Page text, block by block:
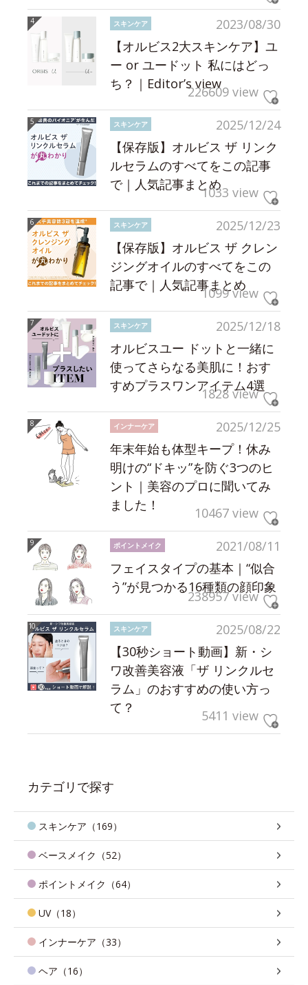
2023/08/30
スキンケア
【オルビス2大スキンケア】ユ
ー or ユードット 私にはどっ
ち？｜Editor’s view226609 view
2025/12/24
スキンケア
【保存版】オルビス ザ リンク
ルセラムのすべてをこの記事
で｜人気記事まとめ1033 view
2025/12/23
スキンケア
【保存版】オルビス ザ クレン
ジングオイルのすべてをこの
記事で｜人気記事まとめ
1099 view
2025/12/18
スキンケア
オルビスユー ドットと一緒に
使ってさらなる美肌に！おす
すめプラスワンアイテム4選
1828 view
2025/12/25
インナーケア
年末年始も体型キープ！休み
明けの“ドキッ”を防ぐ3つのヒ
ント｜美容のプロに聞いてみ
ました！
10467 view
2021/08/11
ポイントメイク
フェイスタイプの基本｜“似合
う”が見つかる16種類の顔印象
238957 view
2025/08/22
スキンケア
【30秒ショート動画】新・シ
ワ改善美容液「ザ リンクルセ
ラム」のおすすめの使い方っ
て？
5411 view
カテゴリで探す
スキンケア（169）
ベースメイク（52）
ポイントメイク（64）
UV（18）
インナーケア（33）
ヘア（16）